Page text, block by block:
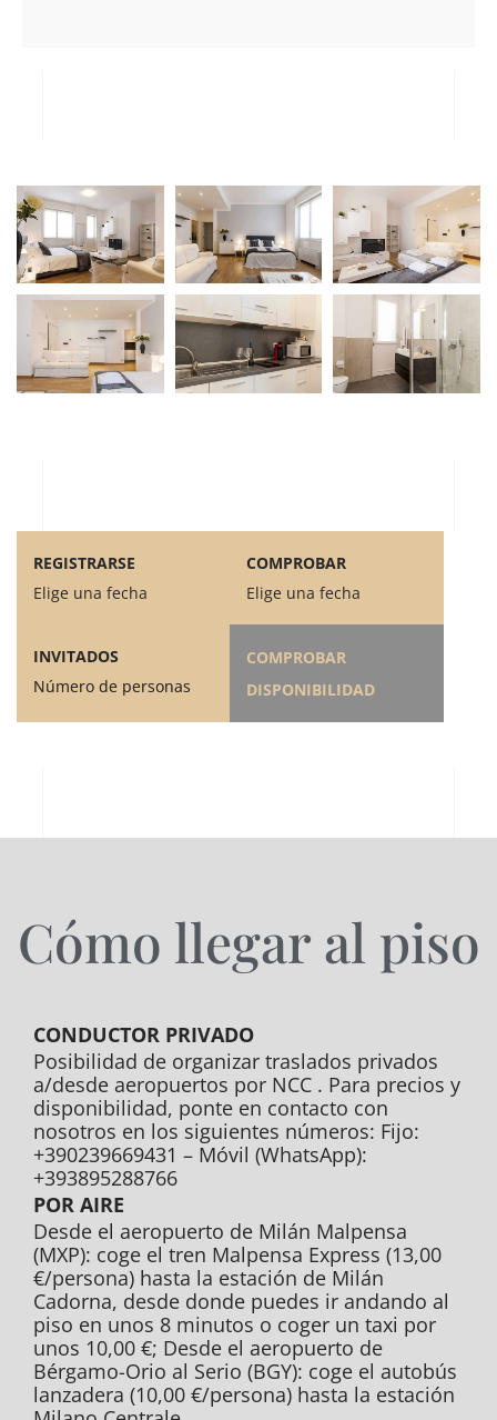
REGISTRARSE
Elige una fecha
COMPROBAR
Elige una fecha
INVITADOS
Número de personas
COMPROBAR
DISPONIBILIDAD
Cómo llegar al piso
CONDUCTOR PRIVADO
Posibilidad de organizar traslados privados
a/desde aeropuertos por NCC . Para precios y
disponibilidad, ponte en contacto con
nosotros en los siguientes números: Fijo:
+390239669431 – Móvil (WhatsApp):
+393895288766
POR AIRE
Desde el aeropuerto de Milán Malpensa
(MXP): coge el tren Malpensa Express (13,00
€/persona) hasta la estación de Milán
Cadorna, desde donde puedes ir andando al
piso en unos 8 minutos o coger un taxi por
unos 10,00 €; Desde el aeropuerto de
Bérgamo-Orio al Serio (BGY): coge el autobús
lanzadera (10,00 €/persona) hasta la estación